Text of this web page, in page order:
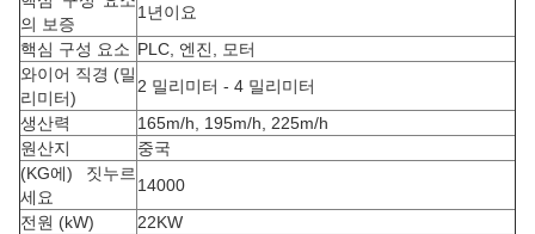
의 보증
1년이요
핵심 구성 요소 PLC, 엔진, 모터
와이어 직경 (밀
리미터)
2 밀리미터 - 4 밀리미터
생산력
165m/h, 195m/h, 225m/h
원산지
중국
(KG에) 짓누르
세요
14000
전원 (kW)
22KW